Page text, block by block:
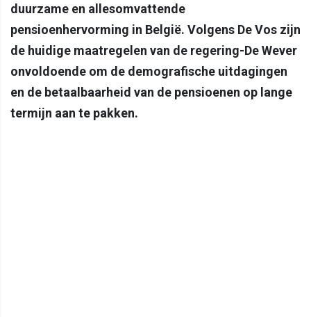
duurzame en allesomvattende
pensioenhervorming in België. Volgens De Vos zijn
de huidige maatregelen van de regering-De Wever
onvoldoende om de demografische uitdagingen
en de betaalbaarheid van de pensioenen op lange
termijn aan te pakken.